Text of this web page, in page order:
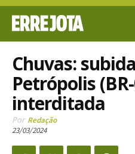
Chuvas:
Petrópolis
interditada
Por Redação
23/03/2024